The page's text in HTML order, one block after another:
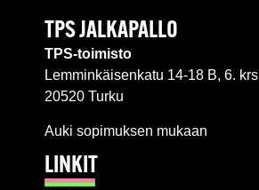
TPS JALKAPALLO
TPS-toimisto
Lemminkäisenkatu 14-18 B, 6. krs
20520 Turku
Auki sopimuksen mukaan
LINKIT